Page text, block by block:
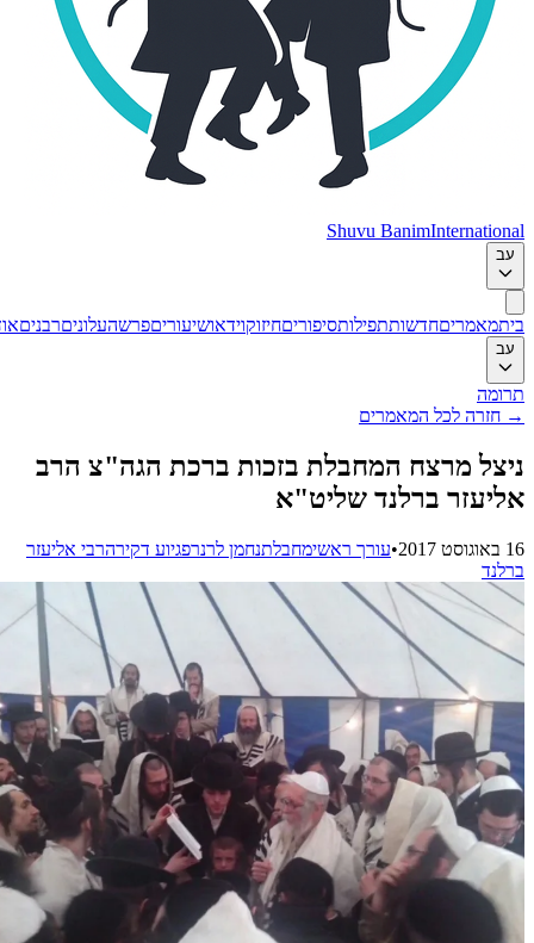
Shuvu Banim
מאמריםחדשותתפילותסיפוריםחיזוקוידאושיעוריםפרשהעלוניםרבניםאודות
חזרה לכל המאמרים
מרצח המחבלת בזכות ברכת הגה"צ הרב
ברלנד שליט"א
•עורך ראשימחבלתנחמן לרנרפגיוע דקירהרבי אליעזר